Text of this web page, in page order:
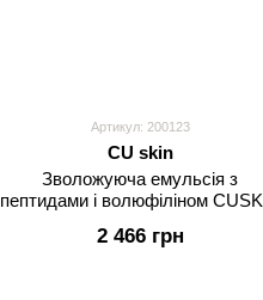
Артикул: 200123
CU skin
Зволожуюча емульсія з
пептидами і волюфіліном
2 466 грн